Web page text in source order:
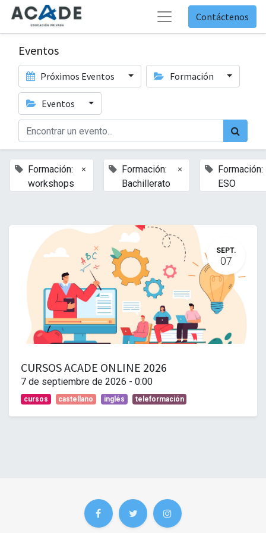
Contáctenos
Eventos
Próximos Eventos Formación
Eventos
Formación:
workshops
×
Formación:
Bachillerato
×
Formación:
ESO
SEPT.
07
CURSOS ACADE ONLINE 2026
7 de septiembre de 2026 - 0:00
cursos castellano inglés teleformación